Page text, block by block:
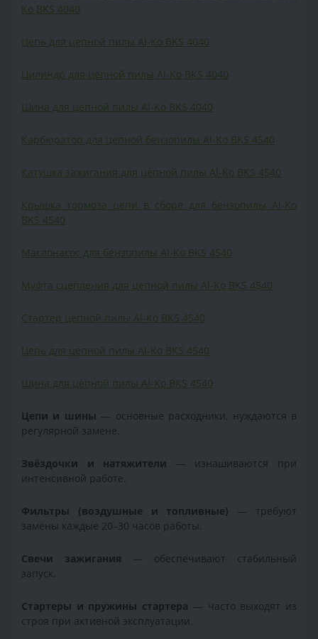
Ko BKS 4040
Цепь для цепной пилы Al-Ko BKS 4040
Цилиндр для цепной пилы Al-Ko BKS 4040
Шина для цепной пилы Al-Ko BKS 4040
Карбюратор для цепной бензопилы Al-Ko BKS 4540
Катушка зажигания для цепной пилы Al-Ko BKS 4540
Крышка тормоза цепи в сборе для бензопилы Al-Ko
BKS 4540
Маслонасос для бензопилы Al-Ko BKS 4540
Муфта сцепления для цепной пилы Al-Ko BKS 4540
Cтартер цепной пилы Al-Ko BKS 4540
Цепь для цепной пилы Al-Ko BKS 4540
Шина для цепной пилы Al-Ko BKS 4540
Цепи и шины — основные расходники, нуждаются в
регулярной замене.
Звёздочки и натяжители — изнашиваются при
интенсивной работе.
Фильтры (воздушные и топливные) — требуют
замены каждые 20–30 часов работы.
Свечи зажигания — обеспечивают стабильный
запуск.
Стартеры и пружины стартера — часто выходят из
строя при активной эксплуатации.